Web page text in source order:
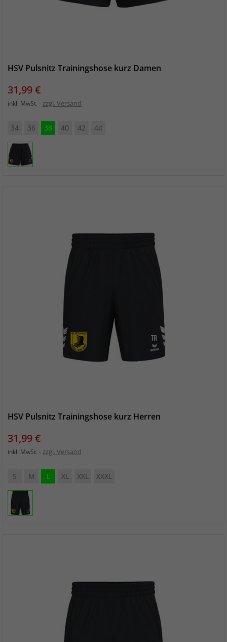
HSV Pulsnitz Trainingshose kurz Damen
Preis
31,99 €
inkl. MwSt. zzgl. Versand
34 36 38 40 42 44
HSV Pulsnitz Trainingshose kurz Herren
Preis
31,99 €
inkl. MwSt. zzgl. Versand
S M L XL XXL XXXL